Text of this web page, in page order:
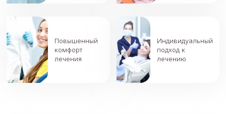
Повышенный
комфорт
лечения
Индивидуальный
подход к
лечению